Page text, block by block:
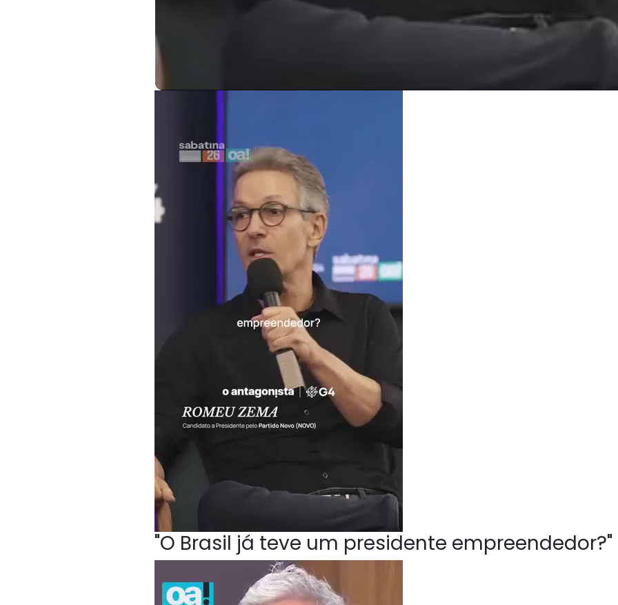
"O Brasil já teve um presidente empreendedor?"